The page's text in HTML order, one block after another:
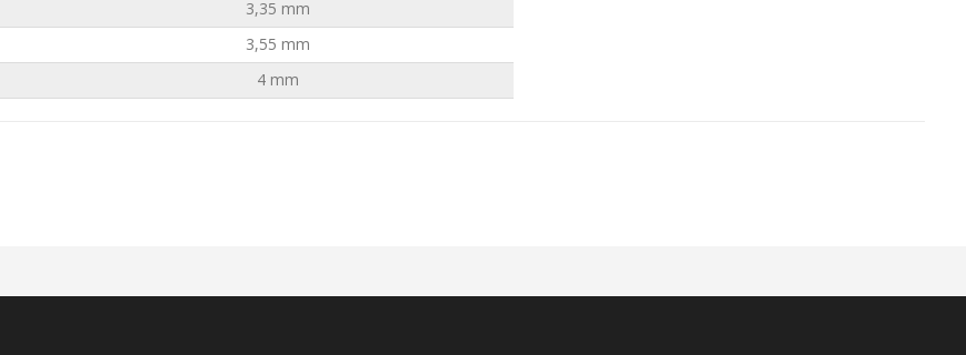
3,35 mm
3,55 mm
4 mm